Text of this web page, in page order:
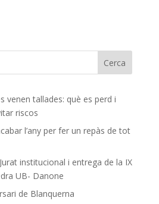
venen tallades: què es perd i
riscos
l’any per fer un repàs de tot
institucional i entrega de la IX
UB- Danone
de Blanquerna